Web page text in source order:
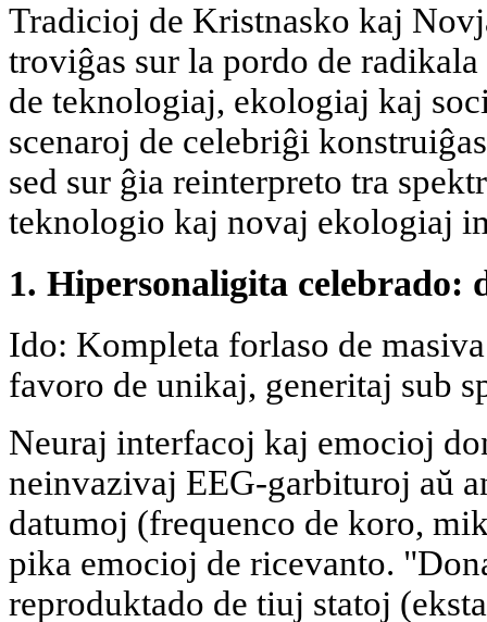
Tradicioj de Kristnasko kaj
troviĝas sur la pordo de
de teknologiaj, ekologiaj kaj
scenaroj de celebriĝi
sed sur ĝia reinterpreto tra
teknologio kaj novaj ekologiaj
1. Hipersonaligita celebrado:
Ido: Kompleta forlaso de
favoro de unikaj, generitaj sub
Neuraj interfacoj kaj emocioj
neinvazivaj EEG-garbituroj aŭ
datumoj (frequenco de koro,
pika emocioj de ricevanto.
reproduktado de tiuj statoj